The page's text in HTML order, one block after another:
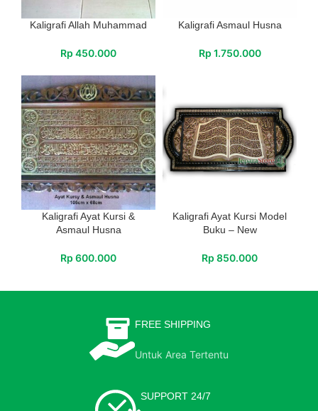
Kaligrafi Allah Muhammad
Rp 450.000
Kaligrafi Asmaul Husna
Rp 1.750.000
Kaligrafi Ayat Kursi &
Asmaul Husna
Rp 600.000
Kaligrafi Ayat Kursi Model
Buku – New
Rp 850.000
FREE SHIPPING
Untuk Area Tertentu
SUPPORT 24/7